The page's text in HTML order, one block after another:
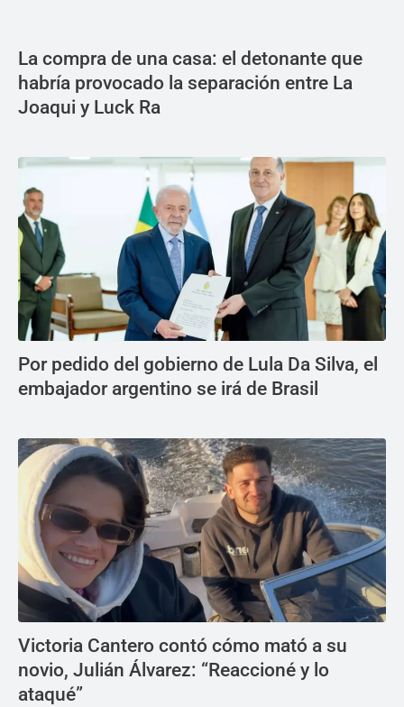
La compra de una casa: el detonante que
habría provocado la separación entre La
Joaqui y Luck Ra
Por pedido del gobierno de Lula Da Silva, el
embajador argentino se irá de Brasil
Victoria Cantero contó cómo mató a su
novio, Julián Álvarez: “Reaccioné y lo
ataqué”